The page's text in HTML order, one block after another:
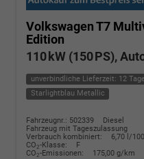
Volkswagen T7
Edition
110 kW (150 PS),
unverbindliche Lieferzeit: 12 Tage
Starlightblau Metallic
Fahrzeugnr.: 502339
Diesel
Fahrzeug mit Tageszulassung
Verbrauch kombiniert:
6,70 l/
CO2-Klasse:
F
CO2-Emissionen: 175,00 g/km